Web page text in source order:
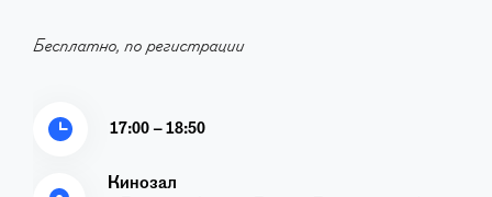
Бесплатно, по регистрации
17:00 – 18:50
Кинозал